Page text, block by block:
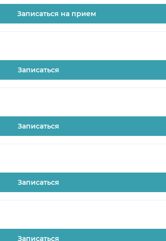
Записаться на прием
Записаться
Записаться
Записаться
Записаться